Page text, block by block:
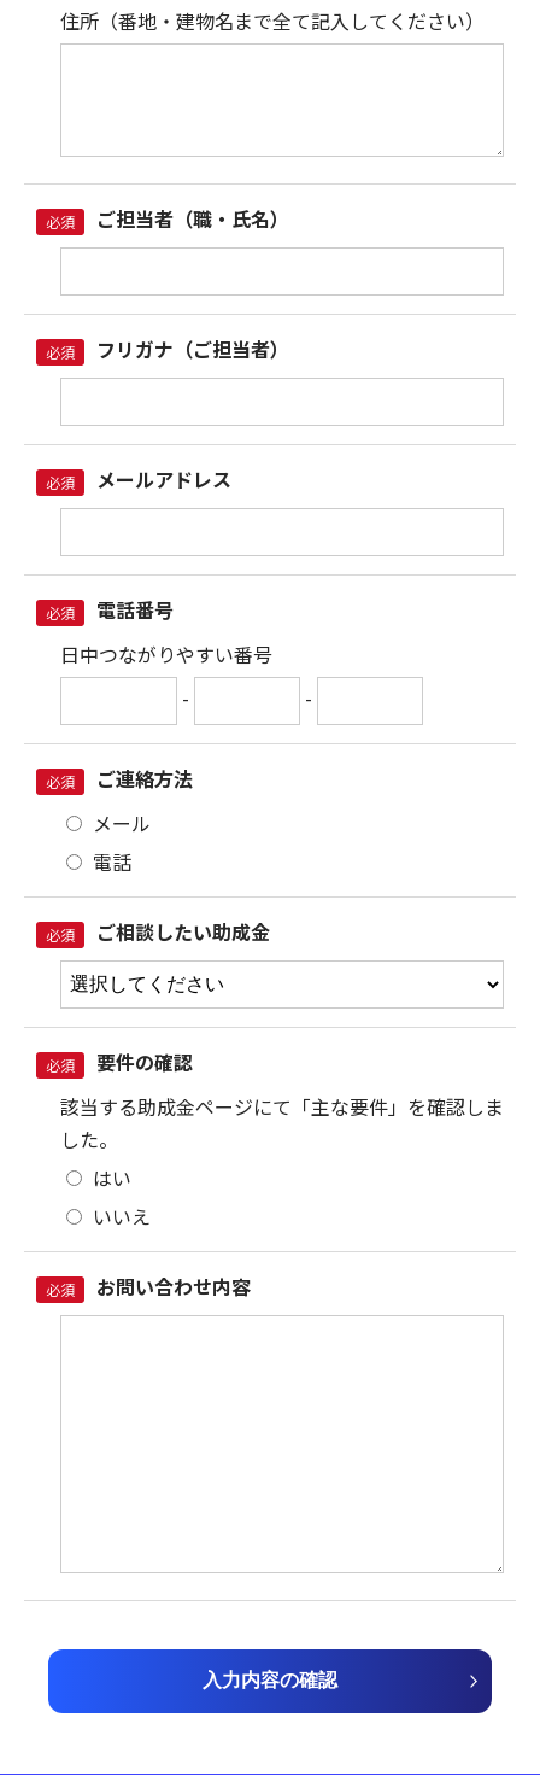
住所 （番地・建物名まで全て記入してください）
必須 ご担当者（職・氏名）
必須 フリガナ（ご担当者）
必須 メールアドレス
必須
電話番号
日中つながりやすい番号
-
-
必須
ご連絡方法
メール
電話
必須 ご相談したい助成金
必須
要件の確認
該当する助成金ページにて「主な要件」を確認しま
した。
はい
いいえ
必須 お問い合わせ内容